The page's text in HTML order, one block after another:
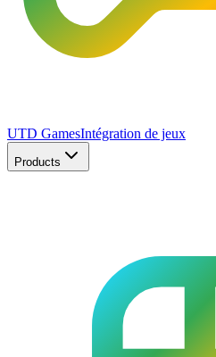
UTD GamesIntégration de jeux
Products